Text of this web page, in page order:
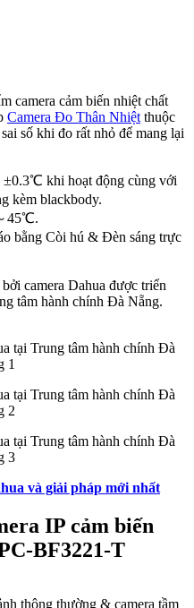
camera cảm biến nhiệt chất
Camera Đo Thân Nhiệt thuộc
số khi đo rất nhỏ để mang lại
±0.3℃ khi hoạt động cùng với
kèm blackbody.
45℃.
bằng Còi hú & Đèn sáng trực
camera Dahua được triển
tâm hành chính Đà Nẵng.
và giải pháp mới nhất
IP cảm biến
BF3221-T
thông thường & camera tầm